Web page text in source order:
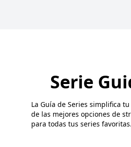
Serie
La Guía de Series simplifica
de las mejores opciones de
para todas tus series favoritas.